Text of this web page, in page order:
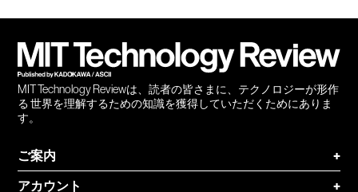
MIT Technology Reviewは、読者の皆さまに、テクノロジーが形作
る 世界を理解するための知識を獲得していただくためにありま
す。
ご案内
+
アカウント
+